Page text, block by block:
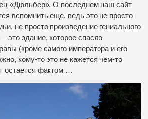
«Дюльбер». О последнем наш сайт
вспомнить еще, ведь это не просто
не просто произведение гениального
это здание, которое спасло
(кроме самого императора и его
кому-то это не кажется чем-то
остается фактом …